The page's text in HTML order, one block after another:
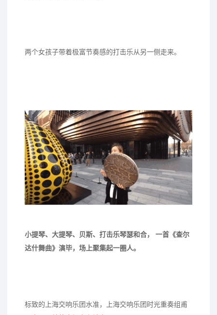
两个女孩子带着极富节奏感的打击乐从另一侧走来。
小提琴、大提琴、贝斯、打击乐琴瑟和合， 一首《查尔
达什舞曲》演毕，场上聚集起一圈人。
标致的上海交响乐团水准，上海交响乐团时光重奏组甫